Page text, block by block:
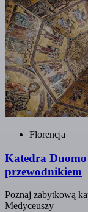
Florencja
Katedra
przewodnikiem
Poznaj zabytkową
Medyceuszy